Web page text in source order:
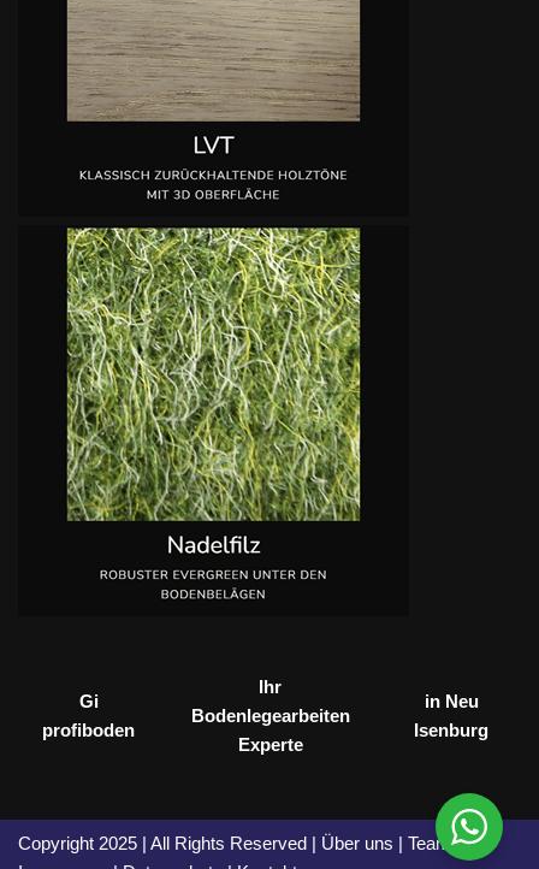
Gi
profiboden
Ihr
Bodenlegearbeiten
Experte
in Neu
Isenburg
Copyright 2025 | All Rights Reserved | Über uns | Team |